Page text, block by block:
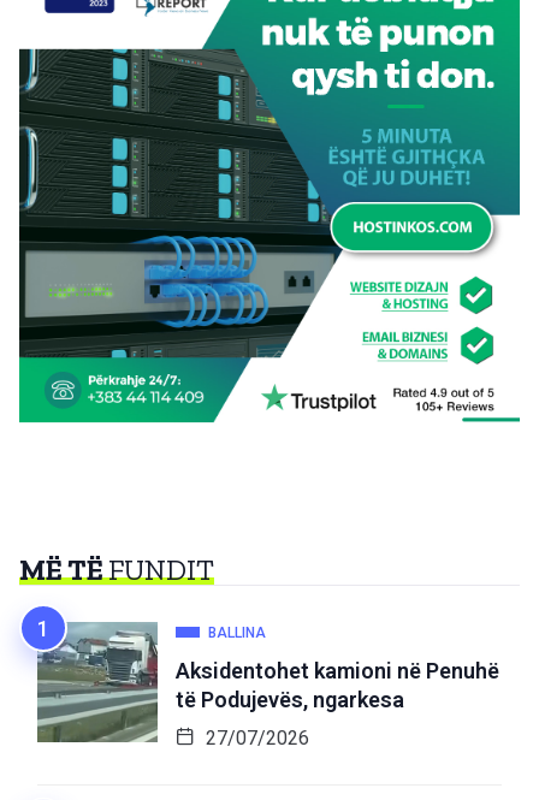
MË TËFUNDIT
BALLINA
Aksidentohet kamioni në Penuhë
të Podujevës, ngarkesa
27/07/2026